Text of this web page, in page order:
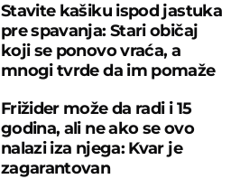
Stavite kašiku ispod jastuka
pre spavanja: Stari običaj
koji se ponovo vraća, a
mnogi tvrde da im pomaže
Frižider može da radi i 15
godina, ali ne ako se ovo
nalazi iza njega: Kvar je
zagarantovan